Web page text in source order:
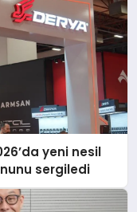
yeni nesil
sergiledi